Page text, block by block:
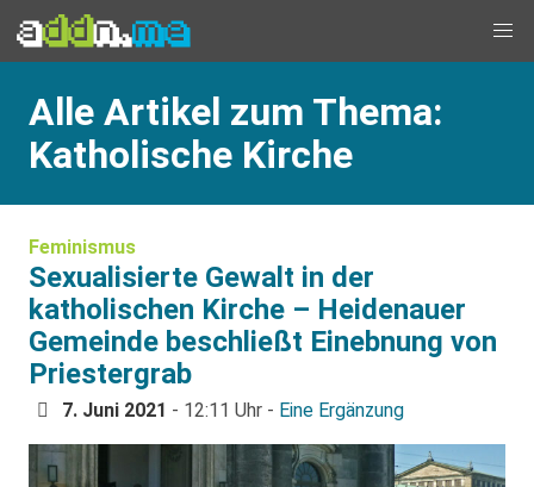
Alle Artikel zum Thema:
Katholische Kirche
Feminismus
Sexualisierte Gewalt in der
katholischen Kirche – Heidenauer
Gemeinde beschließt Einebnung von
Priestergrab
7. Juni 2021 - 12:11 Uhr - Eine Ergänzung